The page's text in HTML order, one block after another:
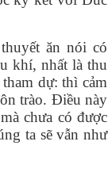
ăn nói có
khí, nhất là thu
dự: thì cảm
trào. Điều này
chưa có được
ta sẽ vẫn như